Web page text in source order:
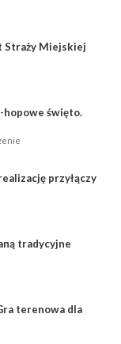
Straży Miejskiej
hopowe święto.
przyłączy
tradycyjne
terenowa dla